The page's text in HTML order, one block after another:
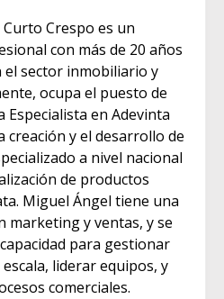
Crespo es un
con más de 20 años
el sector inmobiliario y
ocupa el puesto de
Especialista en Adevinta
creación y el desarrollo de
a nivel nacional
de productos
Miguel Ángel tiene una
marketing y ventas, y se
para gestionar
liderar equipos, y
comerciales.